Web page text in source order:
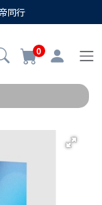
同行
0